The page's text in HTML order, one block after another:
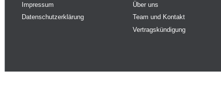
Impressum
Datenschutzerklärung
Über uns
Team und Kontakt
Vertragskündigung